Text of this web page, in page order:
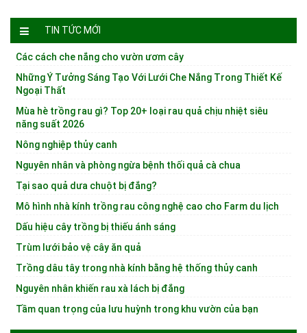
TIN TỨC MỚI
Các cách che nắng cho vườn ươm cây
Những Ý Tưởng Sáng Tạo Với Lưới Che Nắng Trong Thiết Kế
Ngoại Thất
Mùa hè trồng rau gì? Top 20+ loại rau quả chịu nhiệt siêu
năng suất 2026
Nông nghiệp thủy canh
Nguyên nhân và phòng ngừa bệnh thối quả cà chua
Tại sao quả dưa chuột bị đắng?
Mô hình nhà kính trồng rau công nghệ cao cho Farm du lịch
Dấu hiệu cây trồng bị thiếu ánh sáng
Trùm lưới bảo vệ cây ăn quả
Trồng dâu tây trong nhà kính bằng hệ thống thủy canh
Nguyên nhân khiến rau xà lách bị đắng
Tầm quan trọng của lưu huỳnh trong khu vườn của bạn